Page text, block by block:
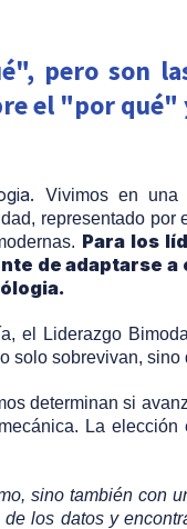
pero son
el "por qué"
Vivimos en una
representado
Para los
de adaptarse
el Liderazgo
solo sobrevivan,
determinan si
La
sino también con
los datos y